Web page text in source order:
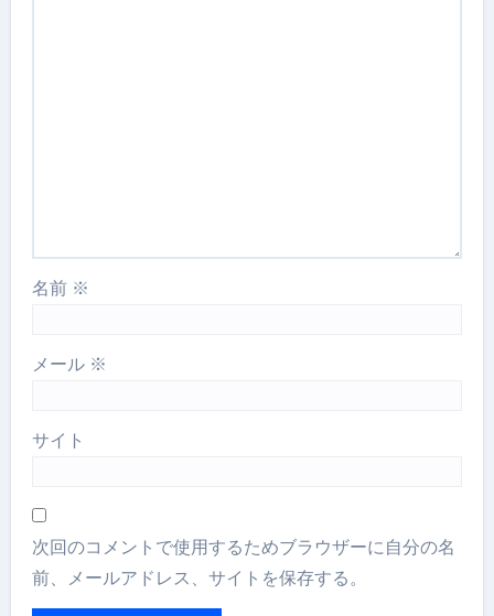
名前 ※
メール ※
サイト
次回のコメントで使用するためブラウザーに自分の名
前、メールアドレス、サイトを保存する。